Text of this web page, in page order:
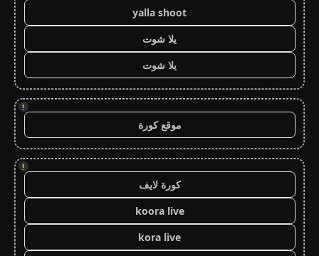
yalla shoot
يلا شوت
يلا شوت
!
موقع كورة
!
كورة لايف
koora live
kora live